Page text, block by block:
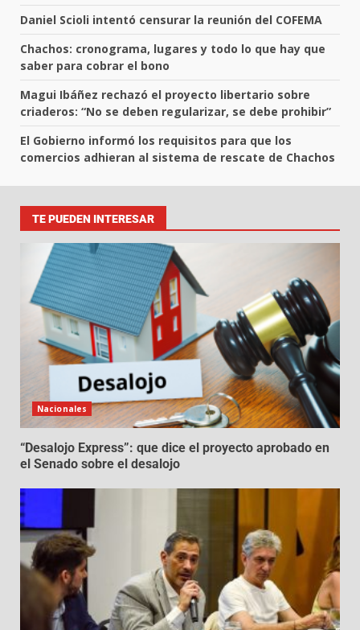
Daniel Scioli intentó censurar la reunión del COFEMA
Chachos: cronograma, lugares y todo lo que hay que
saber para cobrar el bono
Magui Ibáñez rechazó el proyecto libertario sobre
criaderos: “No se deben regularizar, se debe prohibir”
El Gobierno informó los requisitos para que los
comercios adhieran al sistema de rescate de Chachos
TE PUEDEN INTERESAR
Nacionales
“Desalojo Express”: que dice el proyecto aprobado en
el Senado sobre el desalojo